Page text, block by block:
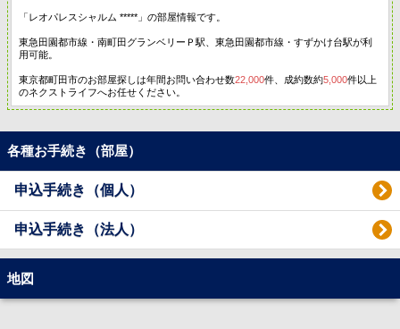
「レオパレスシャルム *****」の部屋情報です。
東急田園都市線・南町田グランベリーＰ駅、東急田園都市線・すずかけ台駅が利
用可能。
東京都町田市のお部屋探しは年間お問い合わせ数22,000件、成約数約5,000件以上
のネクストライフへお任せください。
各種お手続き（部屋）
申込手続き（個人）
申込手続き（法人）
地図